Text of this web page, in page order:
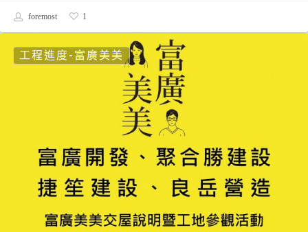
foremost 1
工程進度-富廣美美